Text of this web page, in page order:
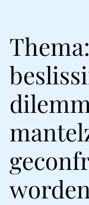
worden